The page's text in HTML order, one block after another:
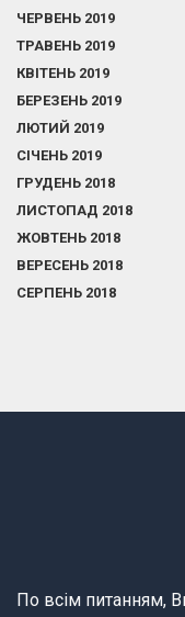
ЧЕРВЕНЬ 2019
ТРАВЕНЬ 2019
КВІТЕНЬ 2019
БЕРЕЗЕНЬ 2019
ЛЮТИЙ 2019
СІЧЕНЬ 2019
ГРУДЕНЬ 2018
ЛИСТОПАД 2018
ЖОВТЕНЬ 2018
ВЕРЕСЕНЬ 2018
СЕРПЕНЬ 2018
По всім питанням,